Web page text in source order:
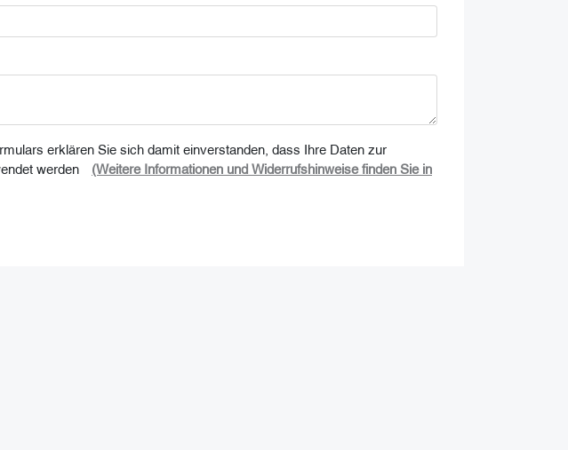
erklären Sie sich damit einverstanden, dass Ihre Daten zur
werden (Weitere Informationen und Widerrufshinweise finden Sie in